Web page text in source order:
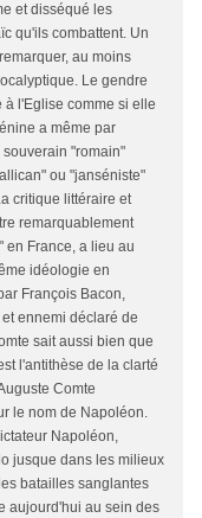
et disséqué les
qu'ils combattent. Un
au moins
Le gendre
à l'Eglise comme si elle
a même par
"romain"
ou "janséniste"
critique littéraire et
remarquablement
en France, a lieu au
idéologie en
François Bacon,
ennemi déclaré de
sait aussi bien que
l'antithèse de la clarté
Comte
le nom de Napoléon.
Napoléon,
jusque dans les milieux
batailles sanglantes
aujourd'hui au sein des